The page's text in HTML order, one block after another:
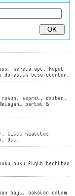
kereta api, kapal
domestik bisa diantar.
rukuh, seprei, daster,
partai &
twill kwalitas
dll.
buku fiqih terbitan
bayi, pakaian dalam